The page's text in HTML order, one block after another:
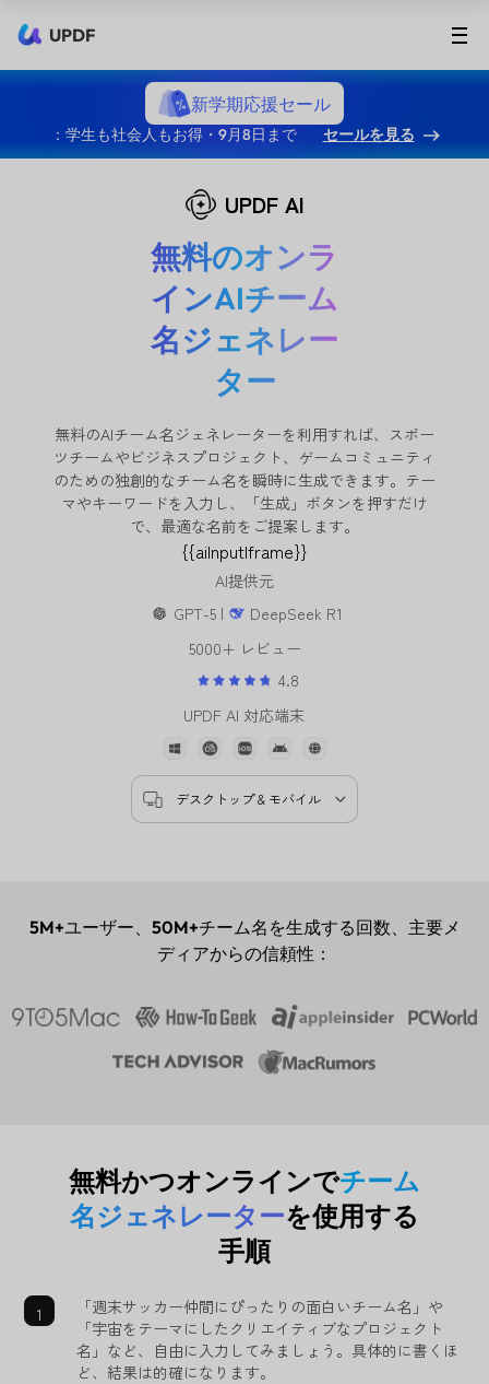
UPDF
新学期応援セール
：学生も社会人もお得・9月8日まで セールを見る
UPDF AI
無料のオンラ
インAIチーム
名ジェネレー
ター
無料のAIチーム名ジェネレーターを利用すれば、スポー
ツチームやビジネスプロジェクト、ゲームコミュニティ
のための独創的なチーム名を瞬時に生成できます。テー
マやキーワードを入力し、「生成」ボタンを押すだけ
で、最適な名前をご提案します。
{{aiInputIframe}}
AI提供元
5000+ レビュー
4.8
UPDF AI 対応端末
5M+ユーザー、 50M+チーム名を生成する回数、主要メ
ディアからの信頼性：
無料かつオンラインでチーム
名ジェネレーターを使用する
手順
「週末サッカー仲間にぴったりの面白いチーム名」や
「宇宙をテーマにしたクリエイティブなプロジェクト
名」など、自由に入力してみましょう。具体的に書くほ
ど、結果は的確になります。